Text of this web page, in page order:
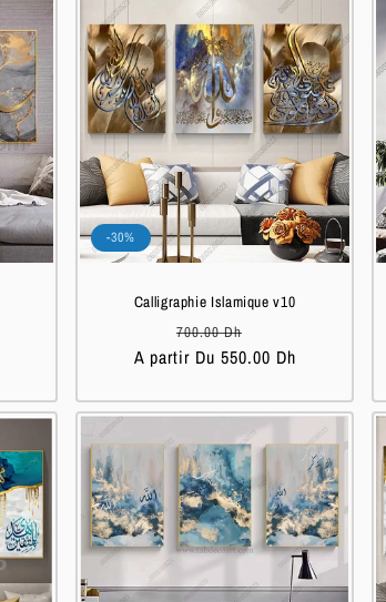
-30%
Calligraphie Islamique v10
Prix
habituel
700.00 Dh
soldé
A partir Du 550.00 Dh